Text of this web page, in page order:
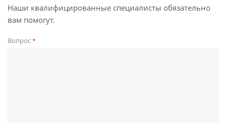
Наши квалифицированные специалисты обязательно
вам помогут.
Вопрос*